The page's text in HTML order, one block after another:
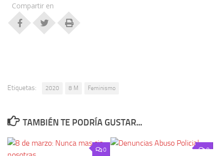
Compartir en
Etiquetas: 2020 8 M Feminismo
TAMBIÉN TE PODRÍA GUSTAR...
0 0